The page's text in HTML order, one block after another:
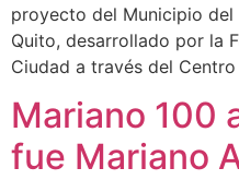
proyecto del Municipio
Quito, desarrollado por la
Ciudad a través del
Mariano 100
fue Mariano